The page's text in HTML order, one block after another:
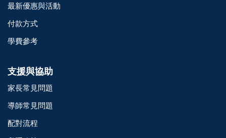
最新優惠與活動
付款方式
學費參考
支援與協助
家長常見問題
導師常見問題
配對流程